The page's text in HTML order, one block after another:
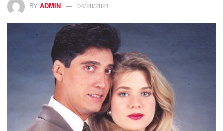
BY ADMIN 04/20/2021